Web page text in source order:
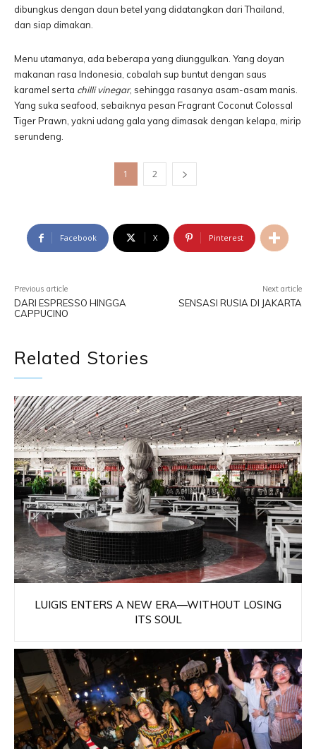
dibungkus dengan daun betel yang didatangkan dari Thailand,
dan siap dimakan.
Menu utamanya, ada beberapa yang diunggulkan. Yang doyan
makanan rasa Indonesia, cobalah sup buntut dengan saus
karamel serta chilli vinegar, sehingga rasanya asam-asam manis.
Yang suka seafood, sebaiknya pesan Fragrant Coconut Colossal
Tiger Prawn, yakni udang gala yang dimasak dengan kelapa, mirip
serundeng.
1 2
Facebook X Pinterest
Previous article
DARI ESPRESSO HINGGA
CAPPUCINO
Next article
SENSASI RUSIA DI JAKARTA
Related Stories
LUIGIS ENTERS A NEW ERA—WITHOUT LOSING
ITS SOUL